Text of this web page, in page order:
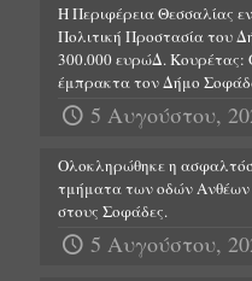
Η Περιφέρεια Θεσσαλίας
Πολιτική Προστασία του
300.000 ευρώΔ. Κουρέτας:
έμπρακτα τον Δήμο
5 Αυγούστου,
Ολοκληρώθηκε η
τμήματα των οδών
στους Σοφάδες.
5 Αυγούστου,